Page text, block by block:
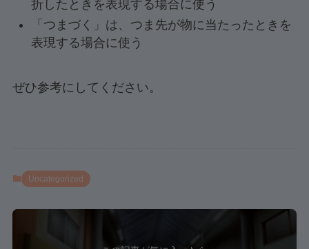
折したときを表現する場合に使う
「つまづく」は、つま先が物に当たったときを
表現する場合に使う
ぜひ参考にしてください。
Uncategorized